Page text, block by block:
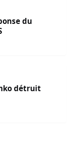
du
détruit